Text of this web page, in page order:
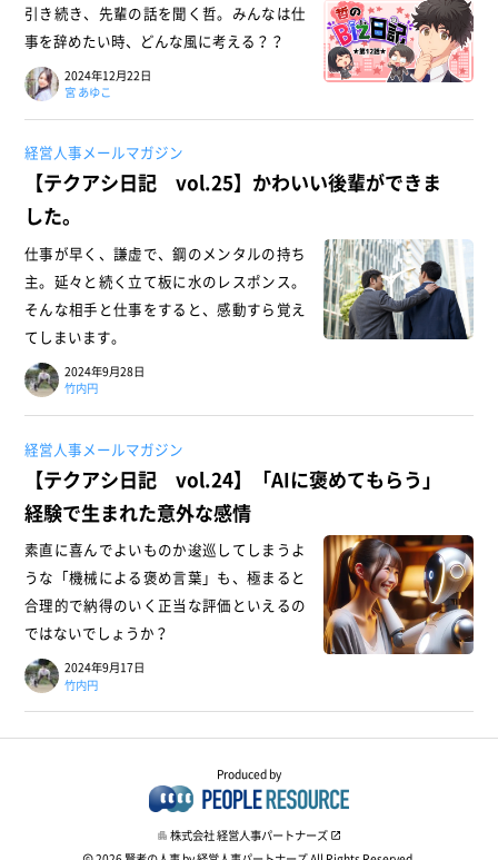
引き続き、先輩の話を聞く哲。みんなは仕
事を辞めたい時、どんな風に考える？？
2024年12月22日
宮 あゆこ
経営人事メールマガジン
【テクアシ日記 vol.25】かわいい後輩ができま
した。
仕事が早く、謙虚で、鋼のメンタルの持ち
主。延々と続く立て板に水のレスポンス。
そんな相手と仕事をすると、感動すら覚え
てしまいます。
2024年9月28日
竹内円
経営人事メールマガジン
【テクアシ日記 vol.24】「AIに褒めてもらう」
経験で生まれた意外な感情
素直に喜んでよいものか逡巡してしまうよ
うな「機械による褒め言葉」も、極まると
合理的で納得のいく正当な評価といえるの
ではないでしょうか？
2024年9月17日
竹内円
Produced by
株式会社 経営人事パートナーズ